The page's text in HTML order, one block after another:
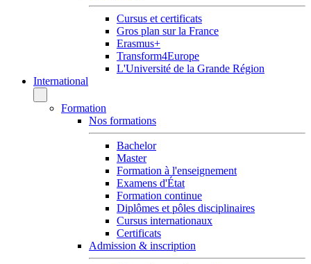
Cursus et certificats
Gros plan sur la France
Erasmus+
Transform4Europe
L'Université de la Grande Région
International
Formation
Nos formations
Bachelor
Master
Formation à l'enseignement
Examens d'État
Formation continue
Diplômes et pôles disciplinaires
Cursus internationaux
Certificats
Admission & inscription